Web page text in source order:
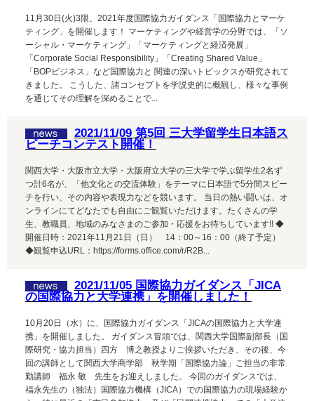
11月30日(火)3限、2021年度国際協力ガイダンス「国際協力とマーケ
ティング」を開催します！ マーケティングや経営学の分野では、「ソ
ーシャル・マーケティング」「マーケティングと経済発展」
「Corporate Social Responsibility」「Creating Shared Value」
「BOPビジネス」など国際協力と 関連の深いトピックスが研究されて
きました。 こうした、諸コンセプトを学説史的に概観し、様々な事例
を通じてその理解を深めることで...
2021/11/09 第5回 三大学留学生日本語ス
ピーチコンテスト開催！
関西大学・大阪市立大学・大阪府立大学の三大学で学ぶ留学生2名ず
つ計6名が、「他文化との交流体験」をテーマに日本語で5分間スピー
チを行い、その内容や表現力などを競います。 当日の熱い闘いは、オ
ンラインにてどなたでも自由にご観覧いただけます。たくさんの学
生、教職員、地域のみなさまのご参加・応援をお待ちしています!! ◆
開催日時：2021年11月21日（日） 14：00～16：00（終了予定）
◆観覧申込URL：https://forms.office.com/r/R2B...
2021/11/05 国際協力ガイダンス「JICA
の国際協力と大学連携」を開催しました！
10月20日（水）に、国際協力ガイダンス「JICAの国際協力と大学連
携」を開催しました。 ガイダンス冒頭では、関西大学国際副部長（国
際研究・協力担当）四方 博之教授よりご挨拶いただき、その後、今
回の講師として関西大学商学部 秋学期「国際協力論」ご担当の非常
勤講師 福永 敬 先生をお迎えしました。 今回のガイダンスでは、
福永先生の（独法）国際協力機構（JICA）での国際協力の現場経験か